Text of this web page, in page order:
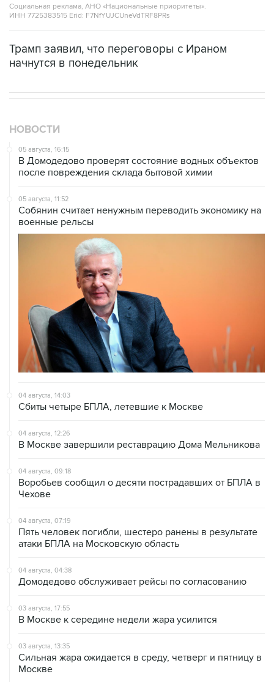
Социальная реклама, АНО «Национальные приоритеты».
ИНН 7725383515 Erid: F7NfYUJCUneVdTRF8PRs
Трамп заявил, что переговоры с Ираном
начнутся в понедельник
НОВОСТИ
05 августа, 16:15
В Домодедово проверят состояние водных объектов
после повреждения склада бытовой химии
05 августа, 11:52
Собянин считает ненужным переводить экономику на
военные рельсы
04 августа, 14:03
Сбиты четыре БПЛА, летевшие к Москве
04 августа, 12:26
В Москве завершили реставрацию Дома Мельникова
04 августа, 09:18
Воробьев сообщил о десяти пострадавших от БПЛА в
Чехове
04 августа, 07:19
Пять человек погибли, шестеро ранены в результате
атаки БПЛА на Московскую область
04 августа, 04:38
Домодедово обслуживает рейсы по согласованию
03 августа, 17:55
В Москве к середине недели жара усилится
03 августа, 13:35
Сильная жара ожидается в среду, четверг и пятницу в
Москве